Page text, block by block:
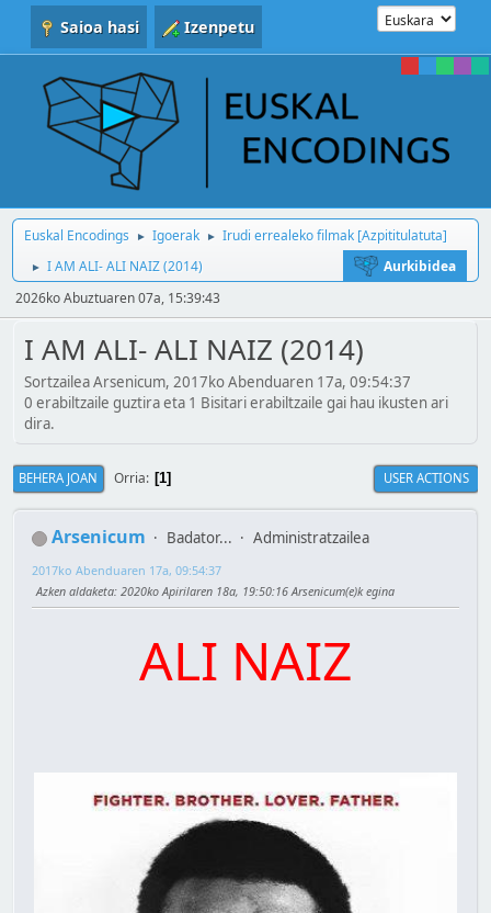
Saioa hasi Izenpetu
Euskal Encodings ► Igoerak ► Irudi errealeko filmak [Azpititulatuta]
► I AM ALI- ALI NAIZ (2014)
Aurkibidea
2026ko Abuztuaren 07a, 15:39:43
I AM ALI- ALI NAIZ (2014)
Sortzailea Arsenicum, 2017ko Abenduaren 17a, 09:54:37
0 erabiltzaile guztira eta 1 Bisitari erabiltzaile gai hau ikusten ari
dira.
BEHERA JOAN Orria 1 USER ACTIONS
Arsenicum Badator... Administratzailea
2017ko Abenduaren 17a, 09:54:37
Azken aldaketa: 2020ko Apirilaren 18a, 19:50:16 Arsenicum(e)k egina
ALI NAIZ